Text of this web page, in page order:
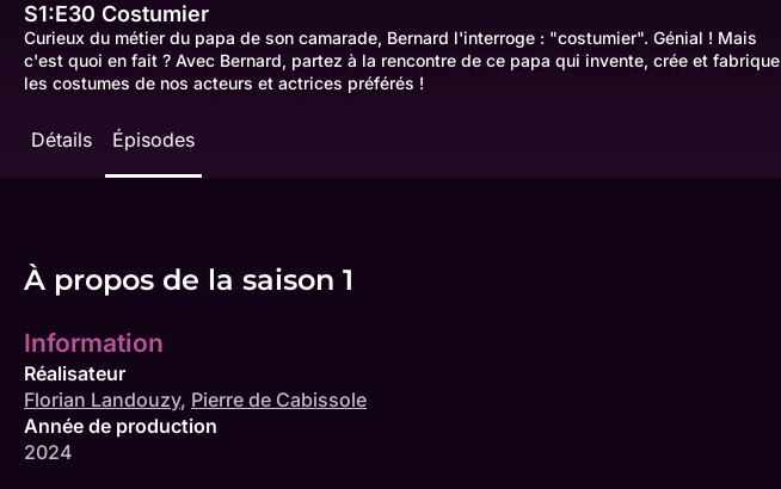
S1:E30 Costumier
Curieux du métier du papa de son camarade, Bernard l'interroge : "costumier". Génial ! Mais
c'est quoi en fait ? Avec Bernard, partez à la rencontre de ce papa qui invente, crée et fabrique
les costumes de nos acteurs et actrices préférés !
Détails Épisodes
À propos de la saison 1
Information
Réalisateur
Florian Landouzy, Pierre de Cabissole
Année de production
2024